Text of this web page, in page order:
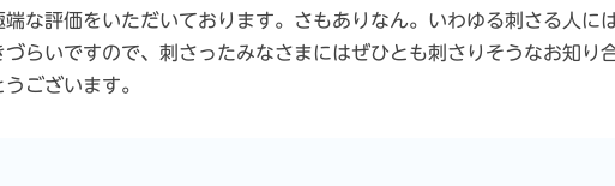
端な評価をいただいております。さもありなん。いわゆる刺さる人
づらいですので、刺さったみなさまにはぜひとも刺さりそうなお知り
ございます。